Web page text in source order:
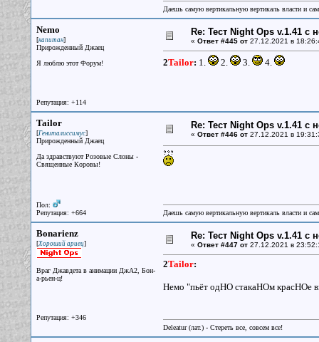
Даешь самую вертикальную вертикаль власти и
Nemo
[капитан]
Прирожденный Джаец
Я люблю этот Форум!
Репутация: +114
Re: Тест Night Ops v.1.41 с
« Ответ #445 от27.12.2021 в
2Tailor: 1. 2. 3. 4.
Tailor
[Гениталиссимус]
Прирожденный Джаец
Да здравствуют Розовые Слоны -
Священные Коровы!
Пол:
Репутация: +664
Re: Тест Night Ops v.1.41 с
« Ответ #446 от27.12.2021 в
Даешь самую вертикальную вертикаль власти и
Bonarienz
[Хороший ариец]
Враг Джавдета в анимации ДжА2, Бон-
а-рьен-ц!
Репутация: +346
Re: Тест Night Ops v.1.41 с
« Ответ #447 от27.12.2021 в
2Tailor:
Немо "пьёт одНО стакаНОм красНОе
Deleatur (лат.) - Стереть все, совсем все!